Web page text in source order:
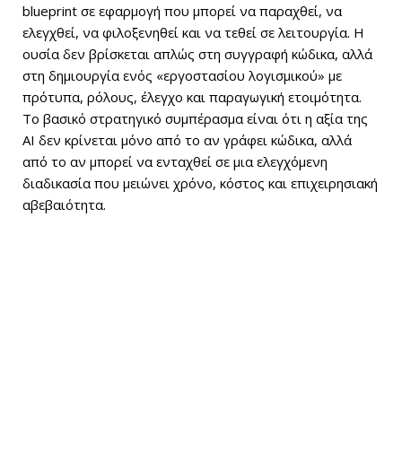
blueprint σε εφαρμογή που μπορεί να παραχθεί, να
ελεγχθεί, να φιλοξενηθεί και να τεθεί σε λειτουργία. Η
ουσία δεν βρίσκεται απλώς στη συγγραφή κώδικα, αλλά
στη δημιουργία ενός «εργοστασίου λογισμικού» με
πρότυπα, ρόλους, έλεγχο και παραγωγική ετοιμότητα.
Το βασικό στρατηγικό συμπέρασμα είναι ότι η αξία της
AI δεν κρίνεται μόνο από το αν γράφει κώδικα, αλλά
από το αν μπορεί να ενταχθεί σε μια ελεγχόμενη
διαδικασία που μειώνει χρόνο, κόστος και επιχειρησιακή
αβεβαιότητα.